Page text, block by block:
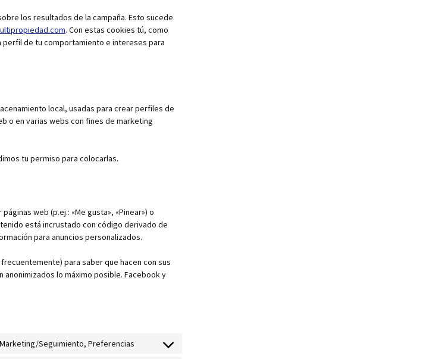
los resultados de la campaña. Esto sucede
. Con estas cookies tú, como
perfil de tu comportamiento e intereses para
local, usadas para crear perfiles de
o en varias webs con fines de marketing
tu permiso para colocarlas.
web (p.ej.: «Me gusta», «Pinear») o
está incrustado con código derivado de
para anuncios personalizados.
para saber que hacen con sus
lo máximo posible. Facebook y
Marketing/Seguimiento, Preferencias
Consent